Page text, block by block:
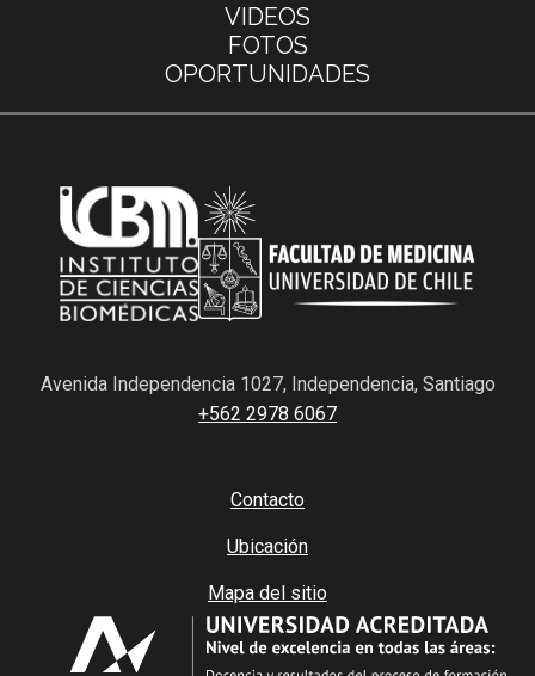
VIDEOS
FOTOS
OPORTUNIDADES
Avenida Independencia 1027, Independencia, Santiago
+562 2978 6067
Contacto
Ubicación
Mapa del sitio